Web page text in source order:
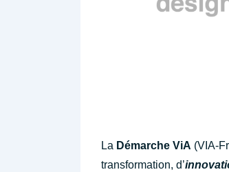
La Démarche ViA (VIA-
transformation, d’